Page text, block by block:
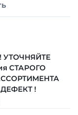
УТОЧНЯЙТЕ
СТАРОГО
!